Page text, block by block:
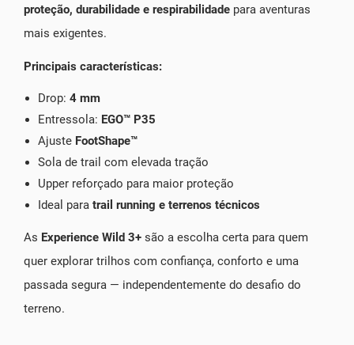
proteção, durabilidade e respirabilidade para aventuras
mais exigentes.
Principais características:
Drop: 4 mm
Entressola: EGO™ P35
Ajuste FootShape™
Sola de trail com elevada tração
Upper reforçado para maior proteção
Ideal para trail running e terrenos técnicos
As Experience Wild 3+ são a escolha certa para quem
quer explorar trilhos com confiança, conforto e uma
passada segura — independentemente do desafio do
terreno.